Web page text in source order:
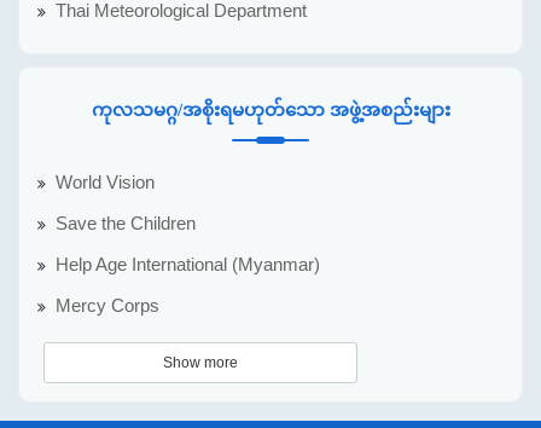
Thai Meteorological Department
ကုလသမဂ္ဂ/အစိုးရမဟုတ်သော အဖွဲ့အစည်းများ
World Vision
Save the Children
Help Age International (Myanmar)
Mercy Corps
Show more